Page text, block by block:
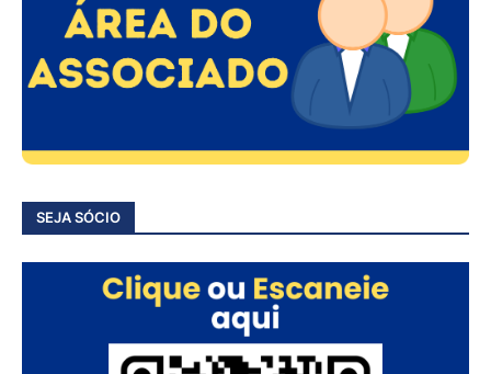
SEJA SÓCIO